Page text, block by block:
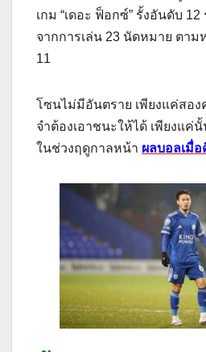
เกม “เดอะ ฟ็อกซ์” รั้งอันดับ
จากการเล่น 23 นัดหมาย ตาม
11
โซนไม่มีอันตราย เพียงแค่สอ
จำต้องเอาชนะให้ได้ เพียงแค่
ในช่วงฤดูกาลหน้า ผลบอลเมื่